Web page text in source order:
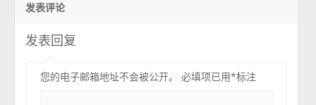
发表评论
发表回复
您的电子邮箱地址不会被公开。 必填项已用*标注